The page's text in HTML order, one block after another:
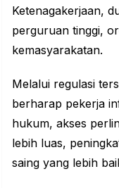
Ketenagakerjaan,
perguruan tinggi,
kemasyarakatan.
Melalui regulasi
berharap pekerja
hukum, akses
lebih luas,
saing yang lebih